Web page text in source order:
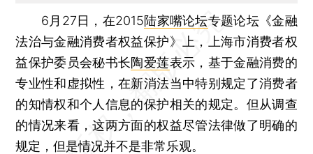
6月27日，在2015陆家嘴论坛专题论坛《金融
法治与金融消费者权益保护》上，上海市消费者权
益保护委员会秘书长陶爱莲表示，基于金融消费的
专业性和虚拟性，在新消法当中特别规定了消费者
的知情权和个人信息的保护相关的规定。但从调查
的情况来看，这两方面的权益尽管法律做了明确的
规定，但是情况并不是非常乐观。